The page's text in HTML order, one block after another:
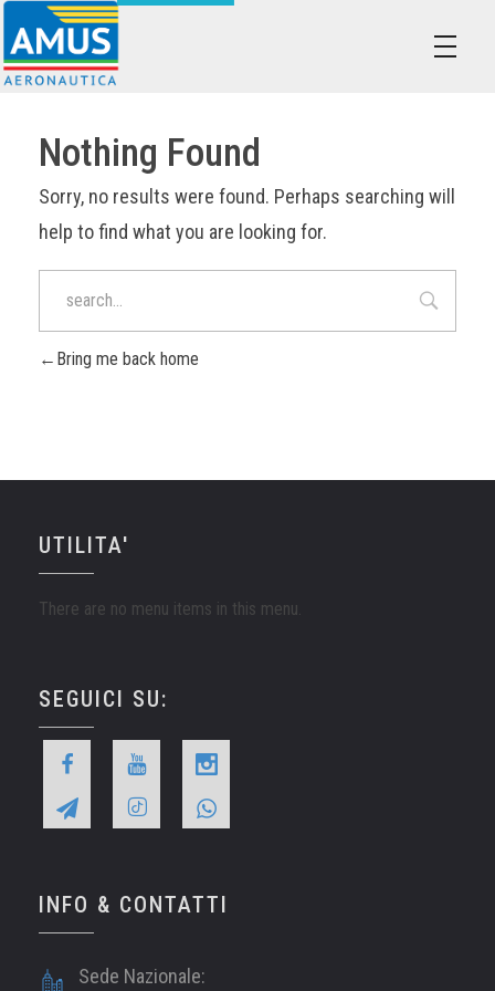
Nothing Found
Sorry, no results were found. Perhaps searching will
help to find what you are looking for.
Bring me back home
UTILITA'
There are no menu items in this menu.
SEGUICI SU:
INFO & CONTATTI
Sede Nazionale: